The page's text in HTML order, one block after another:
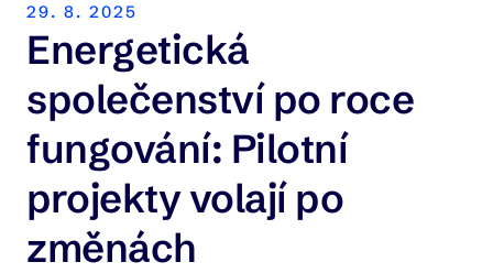
29. 8. 2025
Energetická
společenství po roce
fungování: Pilotní
projekty volají po
změnách